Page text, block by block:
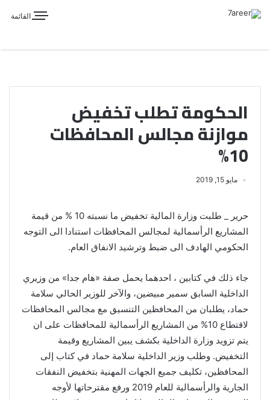
القائمة
الحكومة تطلب تخفيض
موازنة مجالس المحافظات
10%
مايو 15, 2019
حرير _ طلبت وزارة المالية تخفيض ما نسبته 10 % من قيمة
المشاريع الرأسمالية لمجالس المحافظات استنادا الى التوجه
الحكومي الهادف الى ضبط وترشيد الانفاق العام.
جاء ذلك في كتابين ، احدهما يحمل صفة «هام جدا» من وزيري
الداخلية السابق سمير مبيضين، والآخر للوزير الحالي سلامة
حماد، يطلبان من المحافظين التنسيق مع مجالس المحافظات
لاقتطاع 10% من المشاريع الرأسمالية للمحافظات على ان
يتم تزويد وزارة الداخلية بكشف يبين المشاريع وقيمة
التخفيض. وطلب وزير الداخلية سلامة حماد في كتاب إلى
المحافظين، تكليف جميع الجهات المهنية بتخفيض النفقات
الجارية والرأسمالية للعام 2019 ورفع مقترحاتها لأوجه